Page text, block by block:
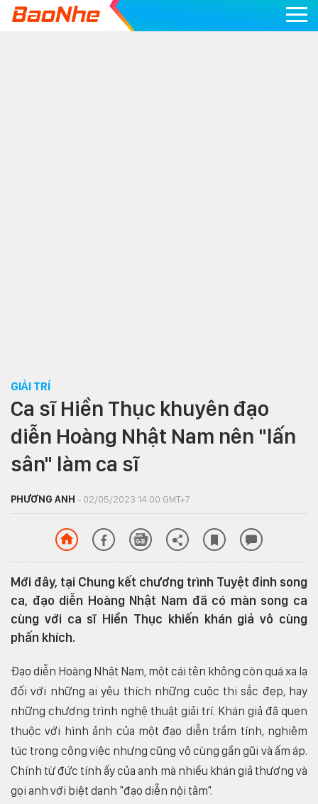
GIẢI TRÍ
Ca sĩ Hiền Thục khuyên đạo
diễn Hoàng Nhật Nam nên "lấn
sân" làm ca sĩ
PHƯƠNG ANH - 02/05/2023 14:00 GMT+7
Mới đây, tại Chung kết chương trình Tuyệt đỉnh song
ca, đạo diễn Hoàng Nhật Nam đã có màn song ca
cùng với ca sĩ Hiền Thục khiến khán giả vô cùng
phấn khích.
Đạo diễn Hoàng Nhật Nam, một cái tên không còn quá xa lạ
đối với những ai yêu thích những cuộc thi sắc đẹp, hay
những chương trình nghệ thuật giải trí. Khán giả đã quen
thuộc với hình ảnh của một đạo diễn trầm tính, nghiêm
túc trong công việc nhưng cũng vô cùng gần gũi và ấm áp.
Chính từ đức tính ấy của anh mà nhiều khán giả thương và
gọi anh với biệt danh "đạo diễn nội tâm".